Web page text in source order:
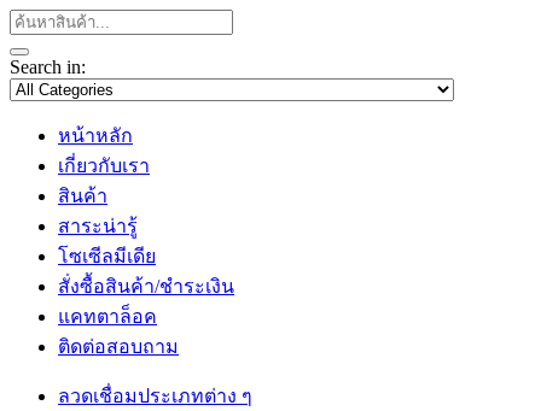
Search in:
หน้าหลัก
เกี่ยวกับเรา
สินค้า
สาระน่ารู้
โซเซีลมีเดีย
สั่งซื้อสินค้า/ชำระเงิน
แคทตาล็อค
ติดต่อสอบถาม
ลวดเชื่อมประเภทต่าง ๆ